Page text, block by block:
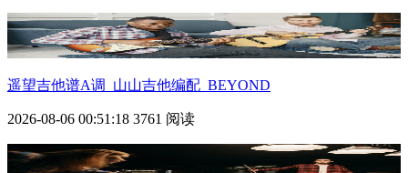
遥望吉他谱A调_山山吉他编配_BEYOND
2026-08-06 00:51:18 3761 阅读